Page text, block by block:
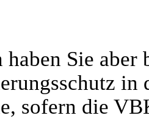
Sie aber
sofern die